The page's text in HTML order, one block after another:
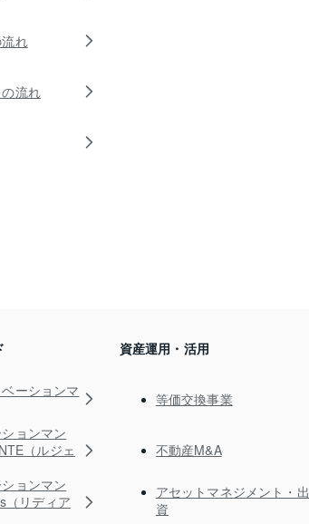
れ
流れ
ーションマ
ョンマン
（ルジェ
ョンマン
（リディア
資産運用・活用
等価交換事業
不動産M&A
アセットマネジメント・出
資